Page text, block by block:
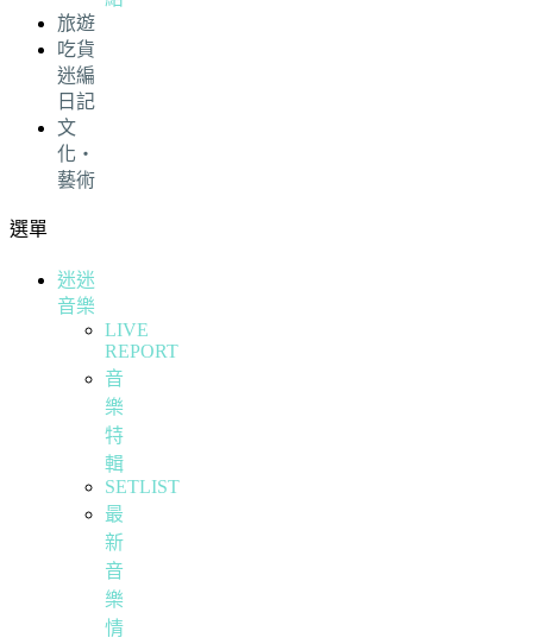
旅遊
吃貨
迷編
日記
文
化・
藝術
選單
迷迷
音樂
LIVE
REPORT
音
樂
特
輯
SETLIST
最
新
音
樂
情